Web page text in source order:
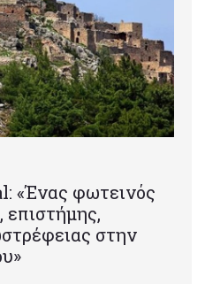
«Ένας φωτεινός
επιστήμης,
στην